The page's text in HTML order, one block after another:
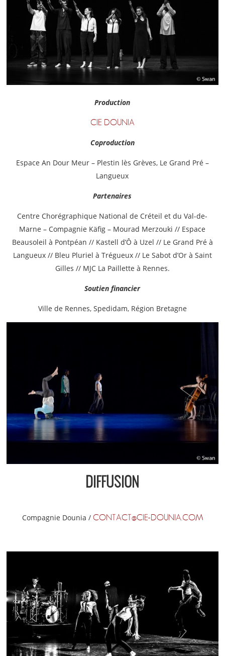
Production
CIE DOUNIA
Coproduction
Espace An Dour Meur – Plestin lès Grèves, Le Grand Pré –
Langueux
Partenaires
Centre Chorégraphique National de Créteil et du Val-de-
Marne – Compagnie Käfig – Mourad Merzouki // Espace
Beausoleil à Pontpéan // Kastell d’Ô à Uzel // Le Grand Pré à
Langueux // Bleu Pluriel à Trégueux // Le Sabot d’Or à Saint
Gilles // MJC La Paillette à Rennes.
Soutien financier
Ville de Rennes, Spedidam, Région Bretagne
DIFFUSION
Compagnie Dounia / CONTACT@CIE-DOUNIA.COM